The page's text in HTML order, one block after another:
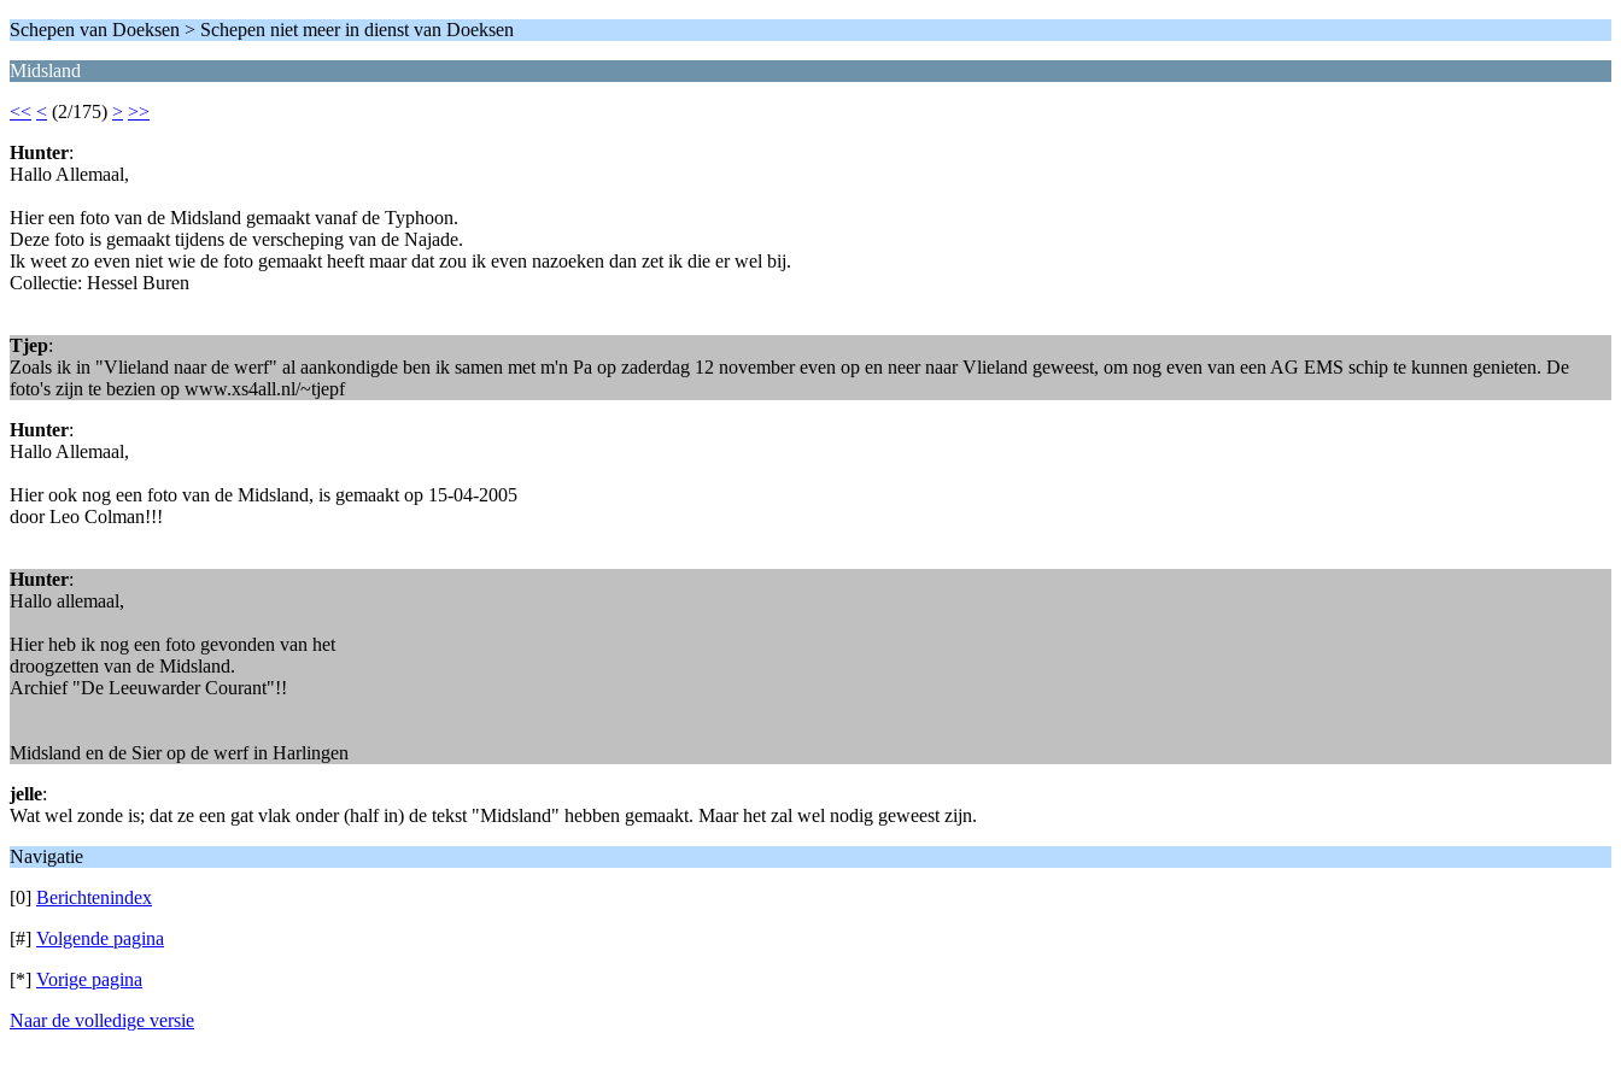
Schepen van Doeksen > Schepen niet meer in dienst van Doeksen
Midsland
<< < (2/175) > >>
Hunter:
Hallo Allemaal,
Hier een foto van de Midsland gemaakt vanaf de Typhoon.
Deze foto is gemaakt tijdens de verscheping van de Najade.
Ik weet zo even niet wie de foto gemaakt heeft maar dat zou ik even nazoeken dan zet ik die er wel bij.
Collectie: Hessel Buren
Tjep:
Zoals ik in "Vlieland naar de werf" al aankondigde ben ik samen met m'n Pa op zaderdag 12 november even op en neer naar Vlieland geweest, om nog even van een AG EMS schip te kunnen genieten. De
foto's zijn te bezien op www.xs4all.nl/~tjepf
Hunter:
Hallo Allemaal,
Hier ook nog een foto van de Midsland, is gemaakt op 15-04-2005
door Leo Colman!!!
Hunter:
Hallo allemaal,
Hier heb ik nog een foto gevonden van het
droogzetten van de Midsland.
Archief "De Leeuwarder Courant"!!
Midsland en de Sier op de werf in Harlingen
jelle:
Wat wel zonde is; dat ze een gat vlak onder (half in) de tekst "Midsland" hebben gemaakt. Maar het zal wel nodig geweest zijn.
Navigatie
[0] Berichtenindex
[#] Volgende pagina
[*] Vorige pagina
Naar de volledige versie